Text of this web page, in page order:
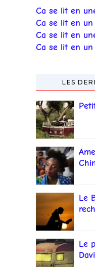
Ca se lit en
Ca se lit en
Ca se lit en
Ca se lit en un
LES
Le
Le